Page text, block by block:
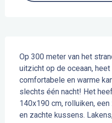
Op 300 meter van het
uitzicht op de oceaan,
comfortabele en warme
slechts één nacht! Het
140x190 cm, rolluiken,
en zachte kussens.